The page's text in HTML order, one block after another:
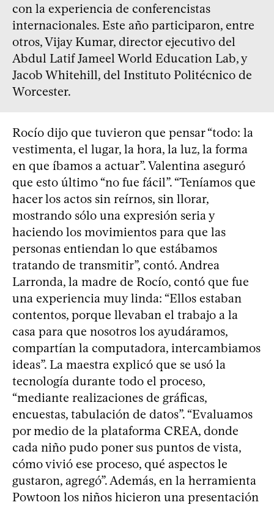
con la experiencia de conferencistas
internacionales. Este año participaron, entre
otros, Vijay Kumar, director ejecutivo del
Abdul Latif Jameel World Education Lab, y
Jacob Whitehill, del Instituto Politécnico de
Worcester.
Rocío dijo que tuvieron que pensar “todo: la
vestimenta, el lugar, la hora, la luz, la forma
en que íbamos a actuar”. Valentina aseguró
que esto último “no fue fácil”. “Teníamos que
hacer los actos sin reírnos, sin llorar,
mostrando sólo una expresión seria y
haciendo los movimientos para que las
personas entiendan lo que estábamos
tratando de transmitir”, contó. Andrea
Larronda, la madre de Rocío, contó que fue
una experiencia muy linda: “Ellos estaban
contentos, porque llevaban el trabajo a la
casa para que nosotros los ayudáramos,
compartían la computadora, intercambiamos
ideas”. La maestra explicó que se usó la
tecnología durante todo el proceso,
“mediante realizaciones de gráficas,
encuestas, tabulación de datos”. “Evaluamos
por medio de la plataforma CREA, donde
cada niño pudo poner sus puntos de vista,
cómo vivió ese proceso, qué aspectos le
gustaron, agregó”. Además, en la herramienta
Powtoon los niños hicieron una presentación